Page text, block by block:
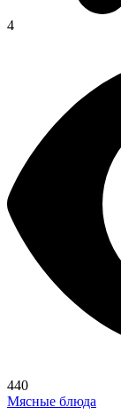
4
440
Мясные блюда